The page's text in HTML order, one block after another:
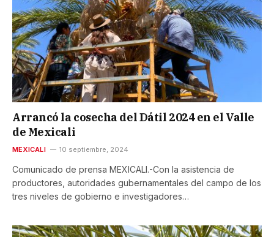
Arrancó la cosecha del Dátil 2024 en el Valle
de Mexicali
MEXICALI 10 septiembre, 2024
Comunicado de prensa MEXICALI.-Con la asistencia de
productores, autoridades gubernamentales del campo de los
tres niveles de gobierno e investigadores…